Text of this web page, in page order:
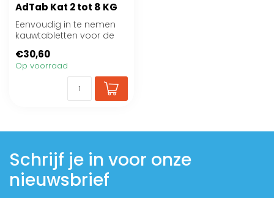
AdTab Kat 2 tot 8 KG
Eenvoudig in te nemen
kauwtabletten voor de
tegen vlooien...
€30,60
Op voorraad
Schrijf je in voor onze
nieuwsbrief